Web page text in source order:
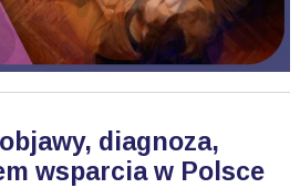
diagnoza,
wsparcia w Polsce